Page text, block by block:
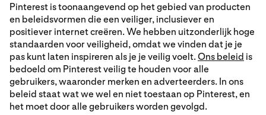
Pinterest is toonaangevend op het gebied van producten
en beleidsvormen die een veiliger, inclusiever en
positiever internet creëren. We hebben uitzonderlijk hoge
standaarden voor veiligheid, omdat we vinden dat je je
pas kunt laten inspireren als je je veilig voelt. Ons beleid is
bedoeld om Pinterest veilig te houden voor alle
gebruikers, waaronder merken en adverteerders. In ons
beleid staat wat we wel en niet toestaan op Pinterest, en
het moet door alle gebruikers worden gevolgd.